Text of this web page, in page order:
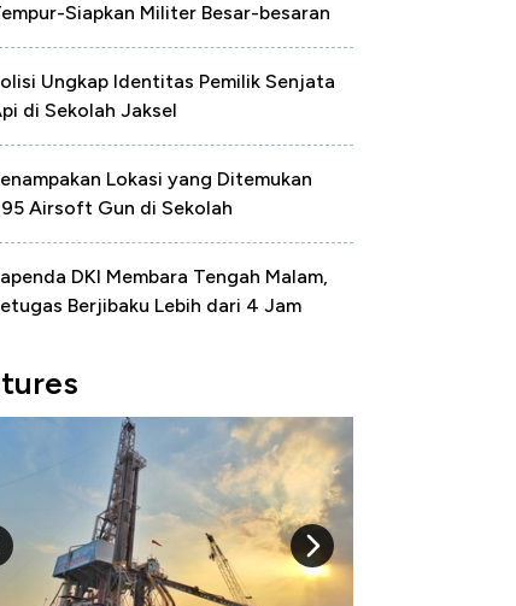
Siapkan Militer Besar-besaran
Ungkap Identitas Pemilik Senjata
di Sekolah Jaksel
Lokasi yang Ditemukan
Airsoft Gun di Sekolah
DKI Membara Tengah Malam,
Berjibaku Lebih dari 4 Jam